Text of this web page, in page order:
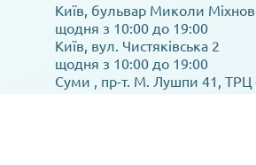
Київ, бульвар Миколи
щодня з 10:00 до 19:00
Київ, вул. Чистяківська 2
щодня з 10:00 до 19:00
Суми , пр-т. М. Лушпи 41, ТРЦ